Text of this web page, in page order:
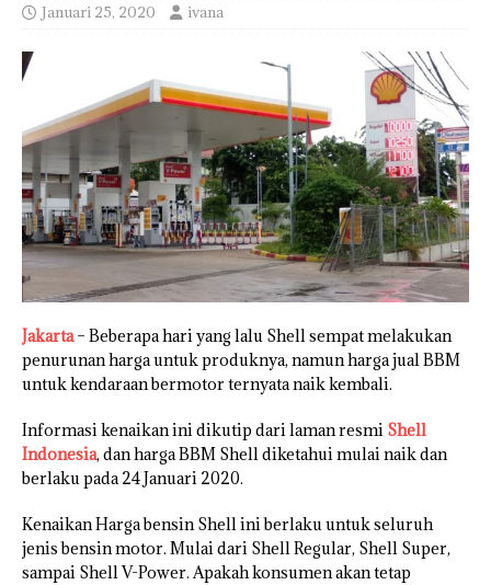
Januari 25, 2020 ivana
Jakarta– Beberapa hari yang lalu Shell sempat melakukan
penurunan harga untuk produknya, namun harga jual BBM
untuk kendaraan bermotor ternyata naik kembali.
Informasi kenaikan ini dikutip dari laman resmi Shell
Indonesia, dan harga BBM Shell diketahui mulai naik dan
berlaku pada 24 Januari 2020.
Kenaikan Harga bensin Shell ini berlaku untuk seluruh
jenis bensin motor. Mulai dari Shell Regular, Shell Super,
sampai Shell V-Power. Apakah konsumen akan tetap